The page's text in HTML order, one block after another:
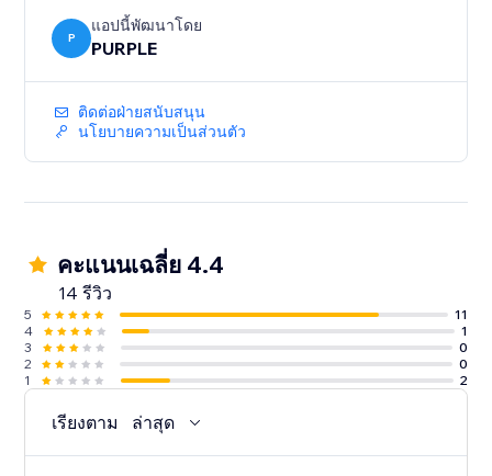
design services, wedding invitations, document
collection, and any business where customers need
to provide files
P
แอปนี้พัฒนาโดย
PURPLE
ติดต่อฝ่ายสนับสนุน
นโยบายความเป็นส่วนตัว
คะแนนเฉลี่ย 4.4
14 รีวิว
5
11
4
1
3
0
2
0
1
2
เรียงตาม ล่าสุด